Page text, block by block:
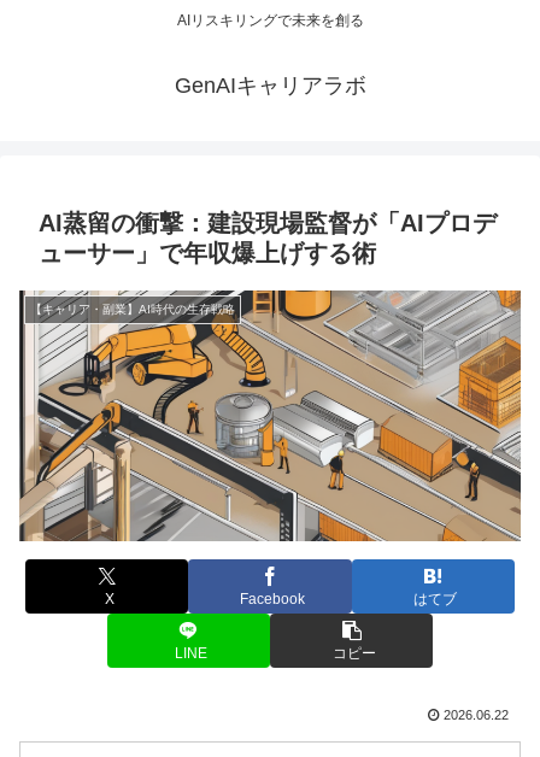
AIリスキリングで未来を創る
GenAIキャリアラボ
AI蒸留の衝撃：建設現場監督が「AIプロデ
ューサー」で年収爆上げする術
【キャリア・副業】AI時代の生存戦略
X Facebook はてブ
LINE コピー
2026.06.22